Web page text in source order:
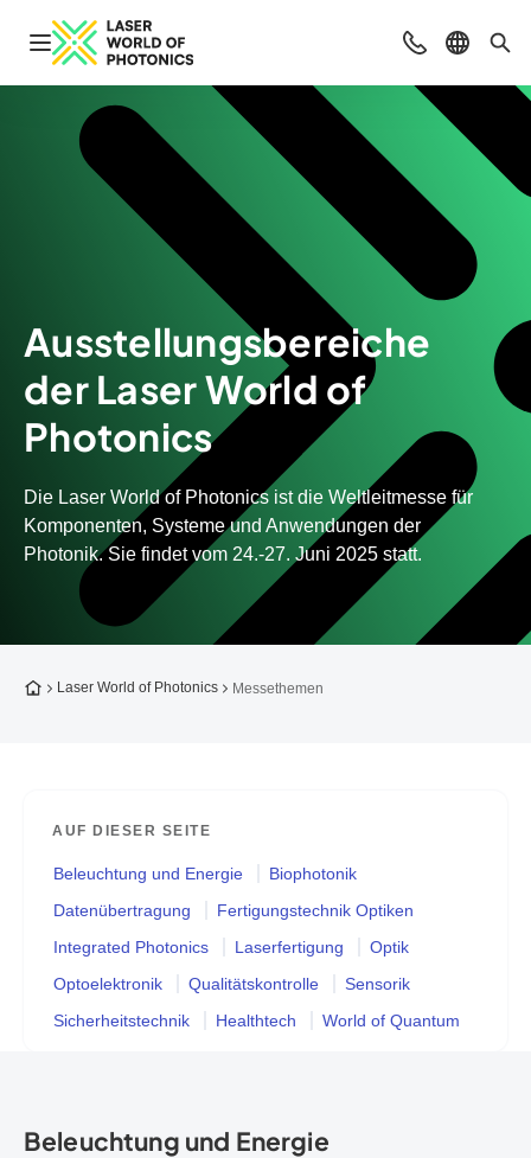
Navigation öffnen Beratung &
Sprache
Ausstellungsbereiche
der Laser World of
Photonics
Die Laser World of Photonics ist die Weltleitmesse für
Komponenten, Systeme und Anwendungen der
Photonik. Sie findet vom 24.-27. Juni 2025 statt.
Zur Startseite
Laser World of Photonics Messethemen
AUF DIESER SEITE
Beleuchtung und Energie
Biophotonik
Datenübertragung
Fertigungstechnik Optiken
Integrated Photonics
Laserfertigung
Optik
Optoelektronik
Qualitätskontrolle
Sensorik
Sicherheitstechnik
Healthtech World of Quantum
Beleuchtung und Energie